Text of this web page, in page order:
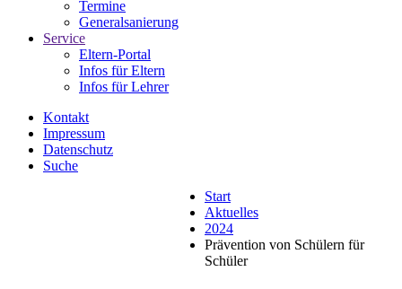
Termine
Generalsanierung
Service
Eltern-Portal
Infos für Eltern
Infos für Lehrer
Kontakt
Impressum
Datenschutz
Suche
Start
Aktuelles
2024
Prävention von Schülern für
Schüler